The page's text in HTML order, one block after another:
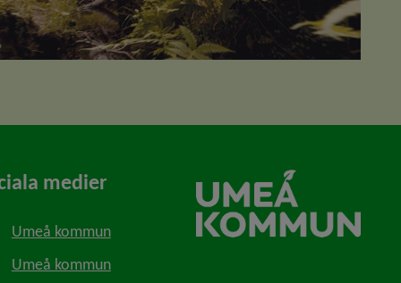
medier
Umeå kommun
Umeå kommun